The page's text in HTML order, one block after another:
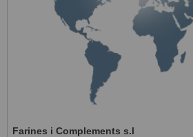
Farines i Complements s.l